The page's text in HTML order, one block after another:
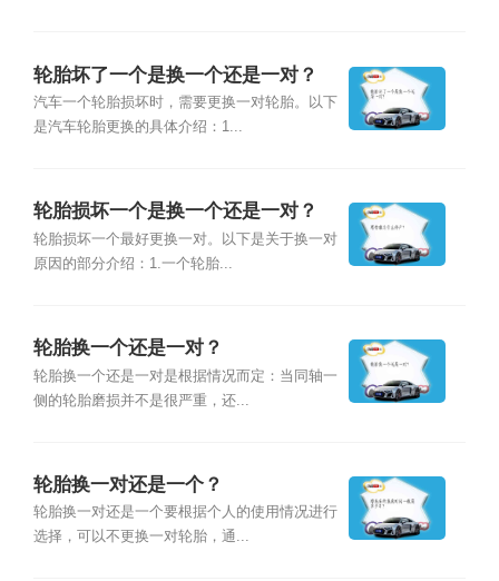
轮胎坏了一个是换一个还是一对？
汽车一个轮胎损坏时，需要更换一对轮胎。以下
是汽车轮胎更换的具体介绍：1...
轮胎损坏一个是换一个还是一对？
轮胎损坏一个最好更换一对。以下是关于换一对
原因的部分介绍：1.一个轮胎...
轮胎换一个还是一对？
轮胎换一个还是一对是根据情况而定：当同轴一
侧的轮胎磨损并不是很严重，还...
轮胎换一对还是一个？
轮胎换一对还是一个要根据个人的使用情况进行
选择，可以不更换一对轮胎，通...